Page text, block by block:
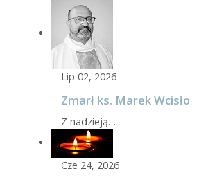
Lip 02, 2026
Zmarł ks. Marek Wcisło
Z nadzieją…
Cze 24, 2026